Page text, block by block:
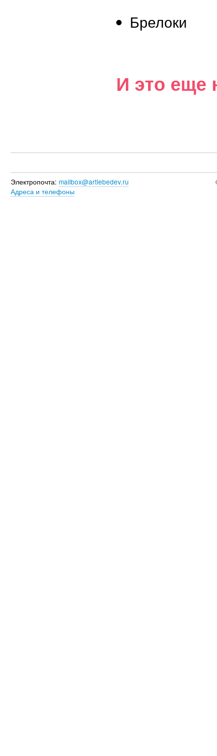
Брелоки
И это еще
Электропочта: mailbox@artlebedev.ru
Адреса и телефоны